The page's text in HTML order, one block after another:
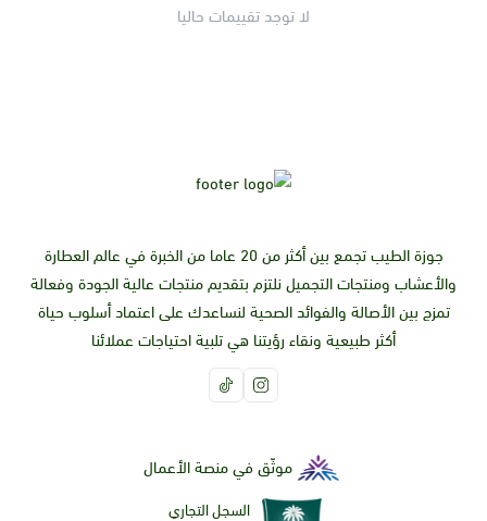
خصائصها المضادة للبكتيريا.
طريقة استخدام عشبة الريثا للبشرة:
ثم اشطفيه.
قناع للوجه:امزجي مسحوق الريثا مع الزبادي أو العسل لتكوين
معجون. ضعي المعجون على وجهك واتركيه لمدة 30 دقيقة ثم
اشطفيه.
قد تسبب الريثا تهيجًا للجلد، لذا من المهم إجراء اختبار الحساسية
قبل استخدامها على وجهك.
لا توجد تقييمات حاليا
جوزة الطيب تجمع بين أكثر من 20 عاما من الخبرة في عالم العطارة
والأعشاب ومنتجات التجميل نلتزم بتقديم منتجات عالية الجودة وفعالة
تمزج بين الأصالة والفوائد الصحية لنساعدك على اعتماد أسلوب حياة
أكثر طبيعية ونقاء رؤيتنا هي تلبية احتياجات عملائنا
موثّق في منصة الأعمال
السجل التجاري